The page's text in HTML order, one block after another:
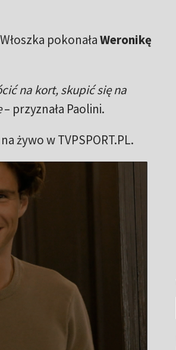
pokonałaWeronikę
na kort, skupić się na
– przyznała Paolini.
żywo w TVPSPORT.PL.